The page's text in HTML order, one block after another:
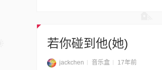
若你碰到他(她)
jackchen 音乐盒 17年前